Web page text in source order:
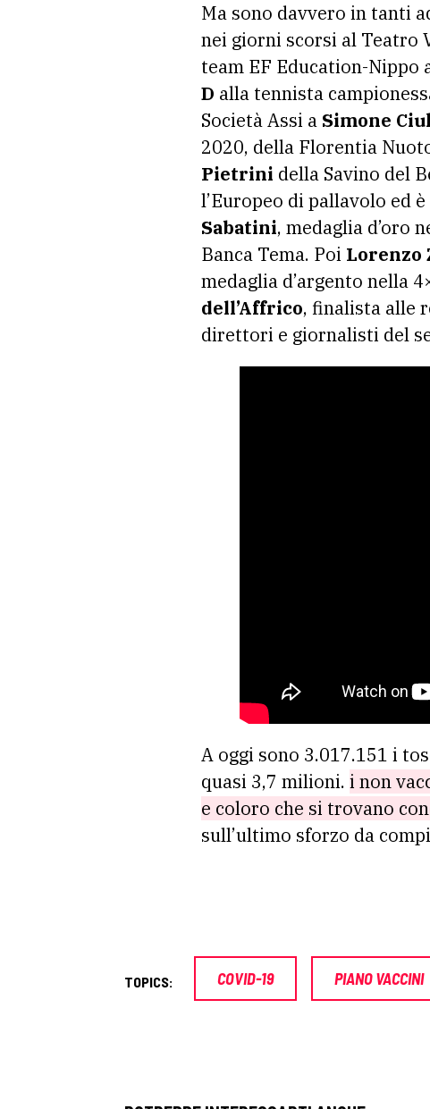
Ma sono davvero in tanti
nei giorni scorsi al Teatro
team EF Education-Nippo
D alla tennista
Società Assi a Simone
2020, della Florentia
Pietrini della Savino del
l’Europeo di pallavolo ed
Sabatini, medaglia d’oro
Banca Tema. Poi Lorenzo
medaglia d’argento nella
dell’Affrico, finalista alle
direttori e giornalisti del
A oggi sono 3.017.151 i
quasi 3,7 milioni. i non
e coloro che si trovano
sull’ultimo sforzo da
TOPICS: COVID-19 PIANO VACCINI